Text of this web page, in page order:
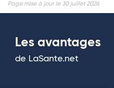
Page mise à jour le 30 juillet 2026
Les avantages
de LaSante.net